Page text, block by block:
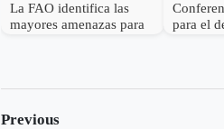
La FAO identifica las
mayores amenazas para
para el
Previous